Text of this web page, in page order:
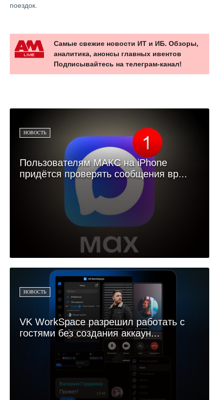
поездок
Самые свежие новости ИТ и ИБ. Обзоры,
аналитика, анонсы главных ивентов
Подписывайтесь на телеграм-канал!
НОВОСТЬ
Пользователям МАКС на iPhone
придётся проверять сообщения вр...
НОВОСТЬ
VK WorkSpace разрешил работать с
гостями без создания аккаун...